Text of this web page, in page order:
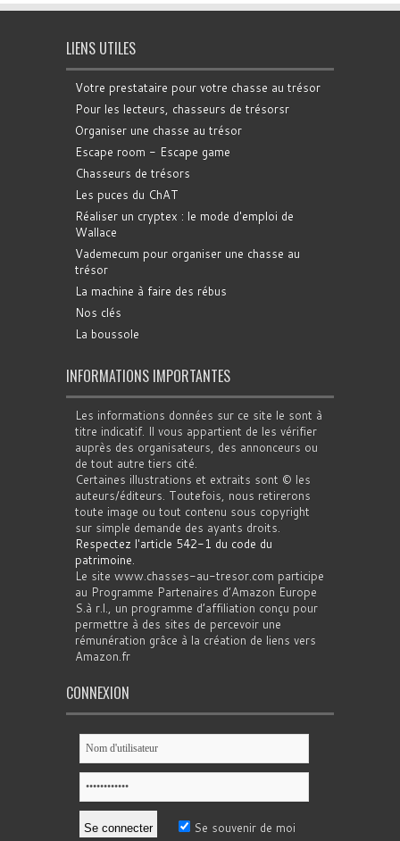
LIENS UTILES
Votre prestataire pour votre chasse au trésor
Pour les lecteurs, chasseurs de trésorsr
Organiser une chasse au trésor
Escape room - Escape game
Chasseurs de trésors
Les puces du ChAT
Réaliser un cryptex : le mode d'emploi de
Wallace
Vademecum pour organiser une chasse au
trésor
La machine à faire des rébus
Nos clés
La boussole
INFORMATIONS IMPORTANTES
Les informations données sur ce site le sont à
titre indicatif. Il vous appartient de les vérifier
auprès des organisateurs, des annonceurs ou
de tout autre tiers cité.
Certaines illustrations et extraits sont © les
auteurs/éditeurs. Toutefois, nous retirerons
toute image ou tout contenu sous copyright
sur simple demande des ayants droits.
Respectez l'article 542-1 du code du
patrimoine.
Le site www.chasses-au-tresor.com participe
au Programme Partenaires d’Amazon Europe
S.à r.l., un programme d’affiliation conçu pour
permettre à des sites de percevoir une
rémunération grâce à la création de liens vers
Amazon.fr
CONNEXION
Se souvenir de moi